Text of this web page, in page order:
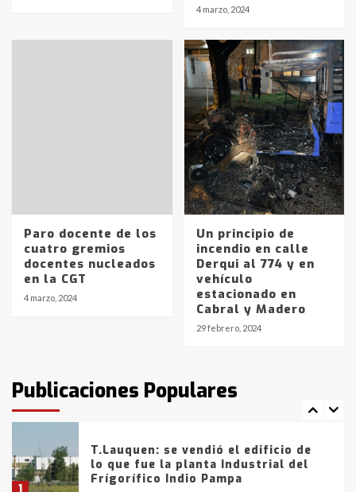
4 marzo, 2024
Paro docente de los
cuatro gremios
docentes nucleados
en la CGT
4 marzo, 2024
Un principio de
incendio en calle
Derqui al 774 y en
vehículo
estacionado en
Cabral y Madero
29 febrero, 2024
Publicaciones Populares
pampeanos que fueron
en la mañana del lunes
Accidente en Ruta 5: falleció un
joven de Trenque Lauquen
Los precios de los combustibles en
La Pampa, desde YPF hasta Axion
entre 857 a 1338 pesos
La Bolsa de Cereales de Bahía
Blanca anticipa que Agosto vendrá
con lluvias y heladas, en gran parte
fueron detenidos por
comercialización de drogas en la
tarde del sábado
T.Lauquen: se vendió el edificio de
lo que fue la planta Industrial del
Frígorífico Indio Pampa